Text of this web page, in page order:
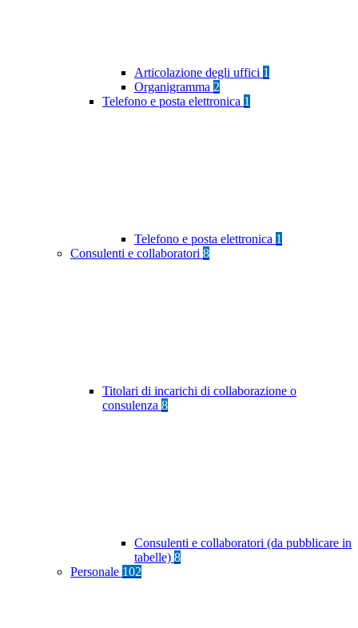
Articolazione degli uffici 1
Organigramma 2
Telefono e posta elettronica 1
Telefono e posta elettronica 1
Consulenti e collaboratori 8
Titolari di incarichi di collaborazione o
consulenza 8
Consulenti e collaboratori (da pubblicare in
tabelle) 8
Personale 102